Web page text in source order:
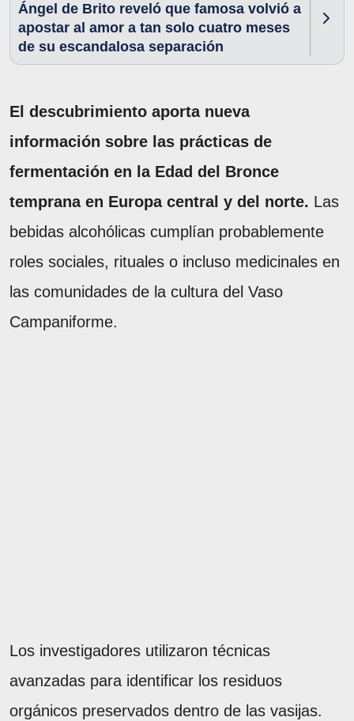
Ángel de Brito reveló que famosa volvió a
apostar al amor a tan solo cuatro meses
de su escandalosa separación
El descubrimiento aporta nueva
información sobre las prácticas de
fermentación en la Edad del Bronce
temprana en Europa central y del norte. Las
bebidas alcohólicas cumplían probablemente
roles sociales, rituales o incluso medicinales en
las comunidades de la cultura del Vaso
Campaniforme.
Los investigadores utilizaron técnicas
avanzadas para identificar los residuos
orgánicos preservados dentro de las vasijas.